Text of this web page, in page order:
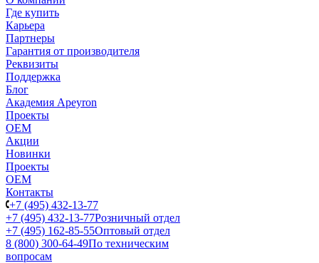
Где купить
Карьера
Партнеры
Гарантия от производителя
Реквизиты
Поддержка
Блог
Академия Apeyron
Проекты
ОЕМ
Акции
Новинки
Проекты
ОЕМ
Контакты
+7 (495) 432-13-77
+7 (495) 432-13-77Розничный отдел
+7 (495) 162-85-55Оптовый отдел
8 (800) 300-64-49По техническим
вопросам